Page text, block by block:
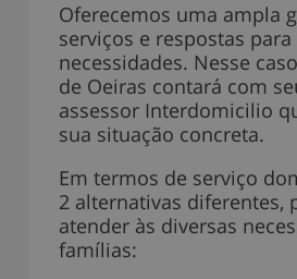
Oferecemos uma ampla
serviços e respostas para
necessidades. Nesse
de Oeiras contará com
assessor Interdomicilio
sua situação concreta.
Em termos de serviço
2 alternativas diferentes,
atender às diversas
famílias: